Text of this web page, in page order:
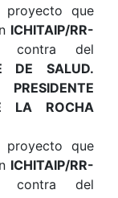
proyecto que
ICHITAIP/RR-
contra del
DE SALUD.
LA ROCHA
proyecto que
ICHITAIP/RR-
contra del